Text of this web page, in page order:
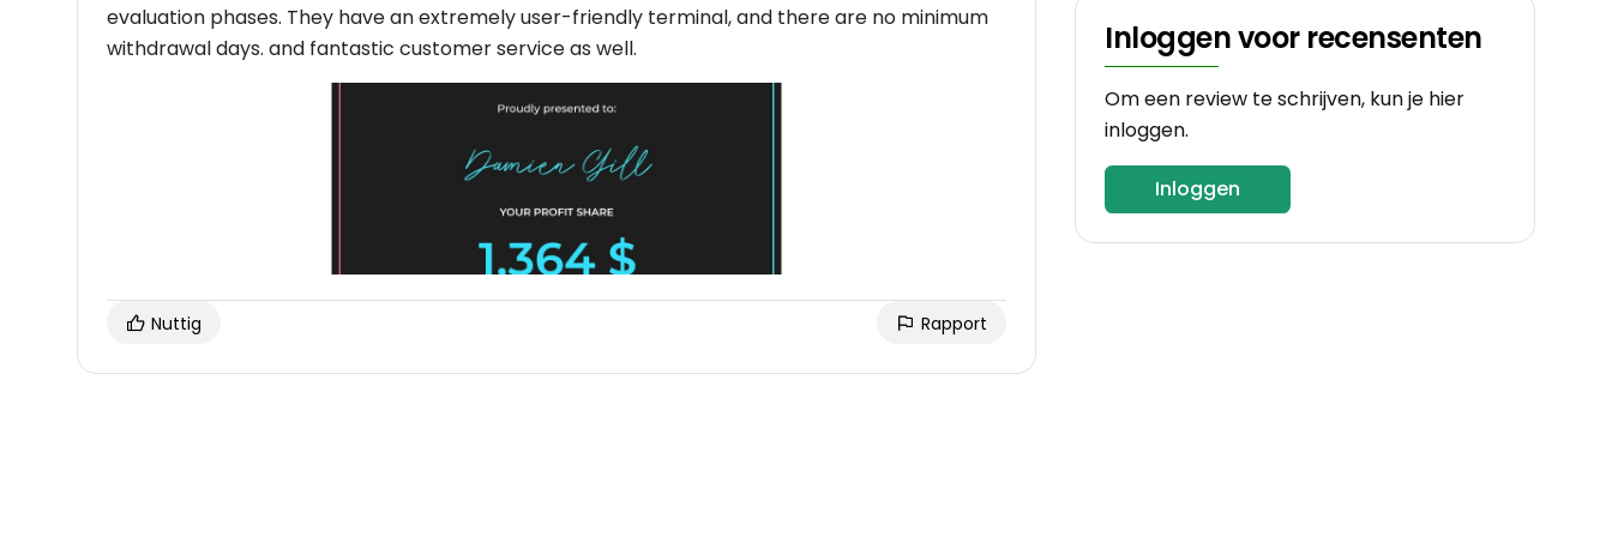
evaluation phases. They have an extremely user-friendly terminal, and there are no minimum
withdrawal days. and fantastic customer service as well.
Nuttig Rapport
Inloggen voor recensenten
Om een review te schrijven, kun je hier
inloggen.
Inloggen